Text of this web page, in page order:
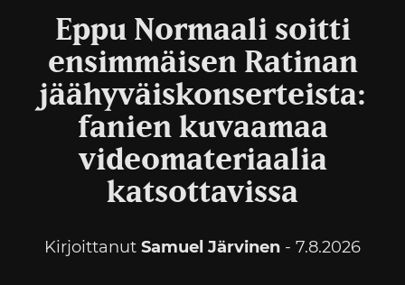
Eppu Normaali soitti
ensimmäisen Ratinan
jäähyväiskonserteista:
fanien kuvaamaa
videomateriaalia
katsottavissa
Kirjoittanut Samuel Järvinen - 7.8.2026